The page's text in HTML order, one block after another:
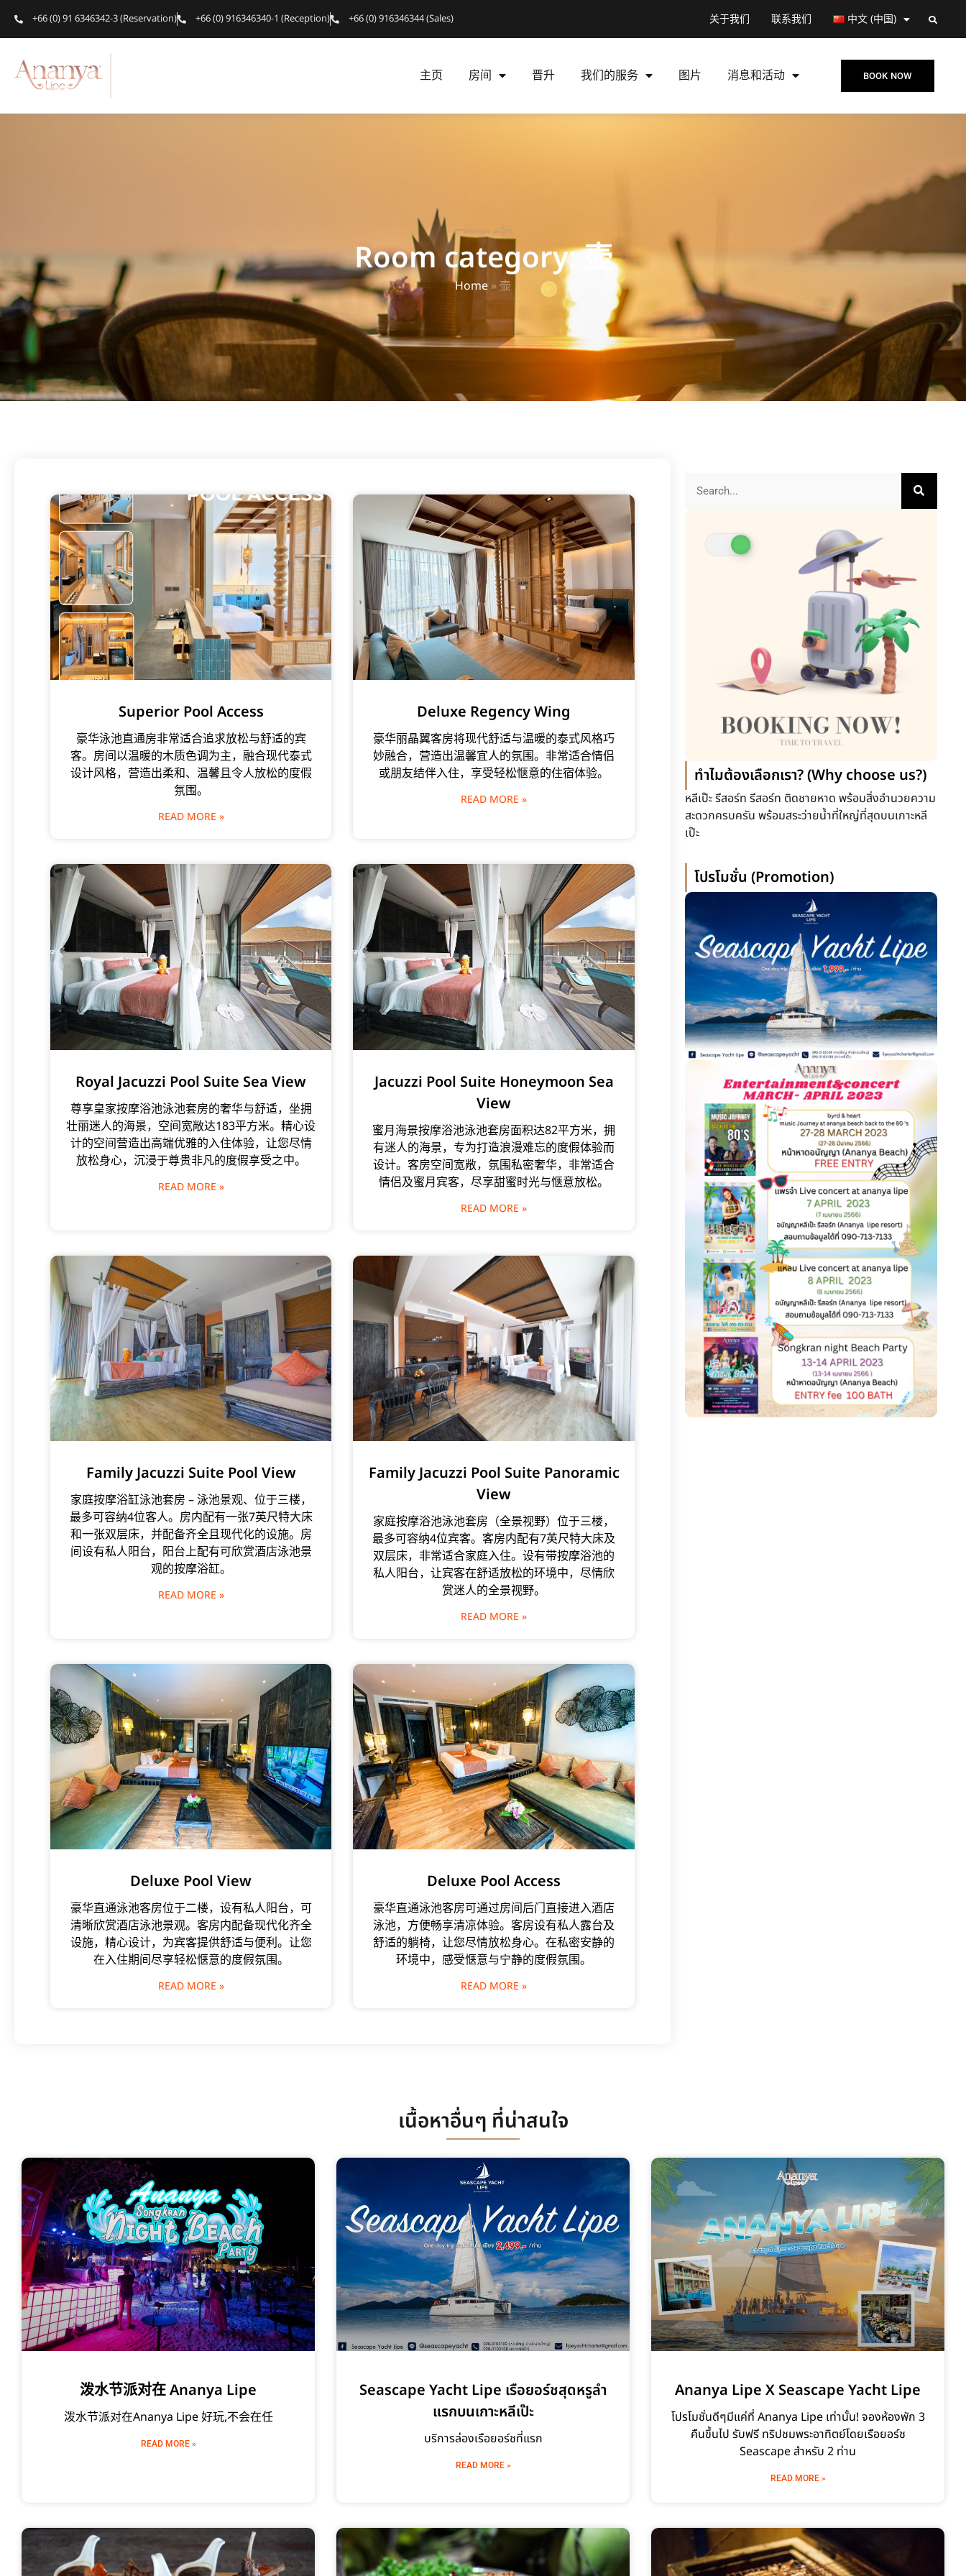
+66 (0) 91 6346342-3 (Reservation) +66 (0) 916346340-1 (Reception) +66 (0) 916346344 (Sales) 关于我们 联系我们 中文 (中国)
主页 房间 晋升 我们的服务 图片 消息和活动 BOOK NOW
Ananya Lipe
Room category: 壶
Home »壶
Superior Pool Access
豪华泳池直通房非常适合追求放松与舒适的宾
客。房间以温暖的木质色调为主，融合现代泰式
设计风格，营造出柔和、温馨且令人放松的度假
氛围。
READ MORE »
Deluxe Regency Wing
豪华丽晶翼客房将现代舒适与温暖的泰式风格巧
妙融合，营造出温馨宜人的氛围。非常适合情侣
或朋友结伴入住，享受轻松惬意的住宿体验。
READ MORE »
Royal Jacuzzi Pool Suite Sea View
尊享皇家按摩浴池泳池套房的奢华与舒适，坐拥
壮丽迷人的海景，空间宽敞达183平方米。精心设
计的空间营造出高端优雅的入住体验，让您尽情
放松身心，沉浸于尊贵非凡的度假享受之中。
READ MORE »
Jacuzzi Pool Suite Honeymoon Sea
View
蜜月海景按摩浴池泳池套房面积达82平方米，拥
有迷人的海景，专为打造浪漫难忘的度假体验而
设计。客房空间宽敞，氛围私密奢华，非常适合
情侣及蜜月宾客，尽享甜蜜时光与惬意放松。
READ MORE »
Family Jacuzzi Suite Pool View
家庭按摩浴缸泳池套房 – 泳池景观、位于三楼，
最多可容纳4位客人。房内配有一张7英尺特大床
和一张双层床，并配备齐全且现代化的设施。房
间设有私人阳台，阳台上配有可欣赏酒店泳池景
观的按摩浴缸。
READ MORE »
Family Jacuzzi Pool Suite Panoramic
View
家庭按摩浴池泳池套房（全景视野）位于三楼，
最多可容纳4位宾客。客房内配有7英尺特大床及
双层床，非常适合家庭入住。设有带按摩浴池的
私人阳台，让宾客在舒适放松的环境中，尽情欣
赏迷人的全景视野。
READ MORE »
Deluxe Pool View
豪华直通泳池客房位于二楼，设有私人阳台，可
清晰欣赏酒店泳池景观。客房内配备现代化齐全
设施，精心设计，为宾客提供舒适与便利。让您
在入住期间尽享轻松惬意的度假氛围。
READ MORE »
Deluxe Pool Access
豪华直通泳池客房可通过房间后门直接进入酒店
泳池，方便畅享清凉体验。客房设有私人露台及
舒适的躺椅，让您尽情放松身心。在私密安静的
环境中，感受惬意与宁静的度假氛围。
READ MORE »
ทำไมต้องเลือกเรา? (Why choose us?)
หลีเป๊ะ รีสอร์ท รีสอร์ท ติดชายหาด พร้อมสิ่งอำนวยความ
สะดวกครบครัน พร้อมสระว่ายน้ำที่ใหญ่ที่สุดบนเกาะหลี
เป๊ะ
โปรโมชั่น (Promotion)
เนื้อหาอื่นๆ ที่น่าสนใจ
泼水节派对在 Ananya Lipe
泼水节派对在Ananya Lipe 好玩,不会在任
READ MORE »
Seascape Yacht Lipe เรือยอร์ชสุดหรูลำ
แรกบนเกาะหลีเป๊ะ
บริการล่องเรือยอร์ชที่แรก
READ MORE »
Ananya Lipe X Seascape Yacht Lipe
โปรโมชั่นดีๆมีแค่ที่ Ananya Lipe เท่านั้น! จองห้องพัก 3
คืนขึ้นไป รับฟรี ทริปชมพระอาทิตย์โดยเรือยอร์ช
Seascape สำหรับ 2 ท่าน
READ MORE »